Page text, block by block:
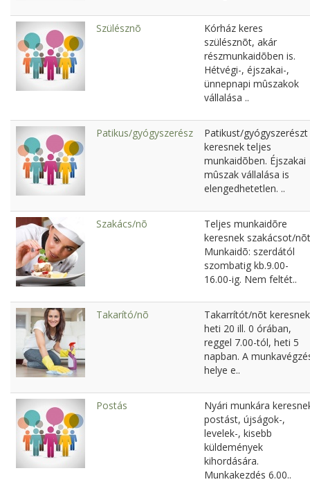
Szülésznõ
Kórház keres
szülésznõt, akár
részmunkaidõben is.
Hétvégi-, éjszakai-,
ünnepnapi mûszakok
vállalása ..
Patikus/gyógyszerész
Patikust/gyógyszerészt
keresnek teljes
munkaidõben. Éjszakai
mûszak vállalása is
elengedhetetlen. ..
Szakács/nõ
Teljes munkaidõre
keresnek szakácsot/
Munkaidõ: szerdától
szombatig kb.9.00-
16.00-ig. Nem feltét..
Takarító/nõ
Takarrítót/nõt keresnek
heti 20 ill. 0 órában,
reggel 7.00-tól, heti 5
napban. A
helye e..
Postás
Nyári munkára
postást, újságok-,
levelek-, kisebb
küldemények
kihordására.
Munkakezdés 6.00..